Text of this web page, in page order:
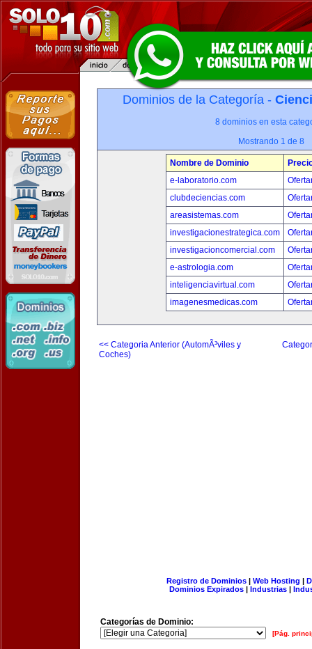
Dominios de la Categoría -
8 dominios en esta
Mostrando 1 de 8
Nombre de Dominio
e-laboratorio.com
clubdeciencias.com
areasistemas.com
investigacionestrategica.com
investigacioncomercial.com
e-astrologia.com
inteligenciavirtual.com
imagenesmedicas.com
<< Categoria Anterior (AutomÃ³viles y
Coches)
Registro de Dominios| Web Hosting |
Dominios Expirados | Industrias |
Categorías de Dominio:
[Pág.